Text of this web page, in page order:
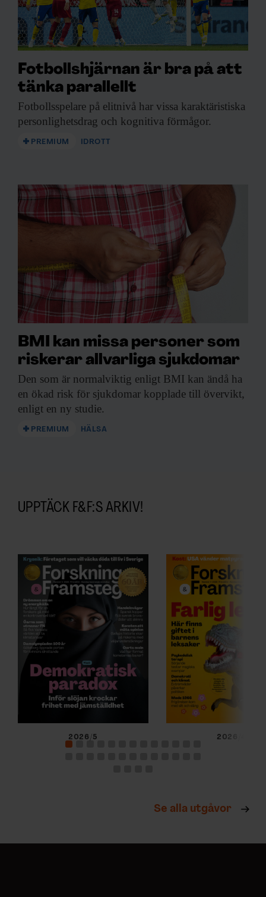
Fotbollshjärnan är bra på att
tänka parallellt
Fotbollsspelare på elitnivå har vissa karaktäristiska
personlighetsdrag och kognitiva förmågor.
PREMIUM IDROTT
BMI kan missa personer som
riskerar allvarliga sjukdomar
Den som är normalviktig enligt BMI kan ändå ha
en ökad risk för sjukdomar kopplade till övervikt,
enligt en ny studie.
PREMIUM HÄLSA
UPPTÄCK F&F:S ARKIV!
2026/5 2026/4
Se alla utgåvor